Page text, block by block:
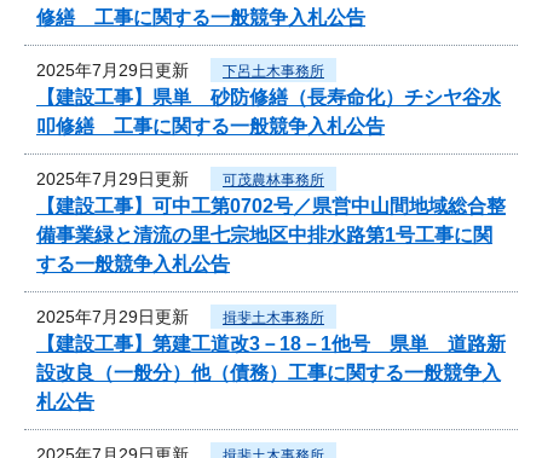
修繕 工事に関する一般競争入札公告
2025年7月29日更新 下呂土木事務所
【建設工事】県単 砂防修繕（長寿命化）チシヤ谷水
叩修繕 工事に関する一般競争入札公告
2025年7月29日更新 可茂農林事務所
【建設工事】可中工第0702号／県営中山間地域総合整
備事業緑と清流の里七宗地区中排水路第1号工事に関
する一般競争入札公告
2025年7月29日更新 揖斐土木事務所
【建設工事】第建工道改3－18－1他号 県単 道路新
設改良（一般分）他（債務）工事に関する一般競争入
札公告